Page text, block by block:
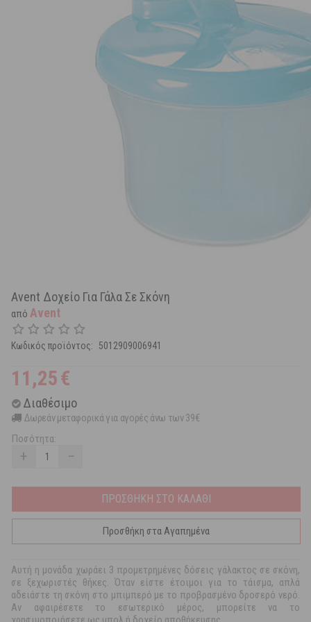
Avent Δοχείο Για Γάλα Σε Σκόνη
από Avent
Κωδικός προϊόντος: 5012909006941
11,25€
Διαθέσιμο
Δωρεάν μεταφορικά για αγορές άνω των 39€
Ποσότητα:
+ −
ΠΡΟΣΘΗΚΗ ΣΤΟ ΚΑΛΑΘΙ
Προσθήκη στα Αγαπημένα
Αυτή η μονάδα χωράει 3 προμετρημένες δόσεις γάλακτος σε σκόνη,
σε ξεχωριστές θήκες. Όταν είστε έτοιμοι για το τάισμα, απλά
αδειάστε τη σκόνη στο μπιμπερό με το προβρασμένο δροσερό νερό.
Αν αφαιρέσετε το εσωτερικό μέρος, μπορείτε να το